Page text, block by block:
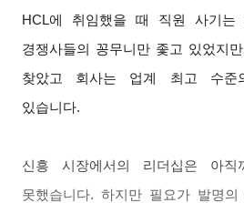
HCL에 취임했을 때 직원 사기는
경쟁사들의 꽁무니만 좇고 있었지
찾았고 회사는 업계 최고 수준
있습니다.
신흥 시장에서의 리더십은 아직
못했습니다. 하지만 필요가 발명